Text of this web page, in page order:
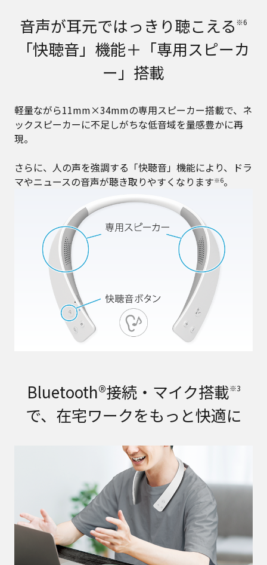
音声が耳元ではっきり聴こえる ※6
「快聴音」機能＋「専用スピーカ
ー」搭載
軽量ながら11mm×34mmの専用スピーカー搭載で、ネ
ックスピーカーに不足しがちな低音域を量感豊かに再
現。
さらに、人の声を強調する「快聴音」機能により、ドラ
マやニュースの音声が聴き取りやすくなります※6。
Bluetooth®接続・マイク搭載※3
で、在宅ワークをもっと快適に